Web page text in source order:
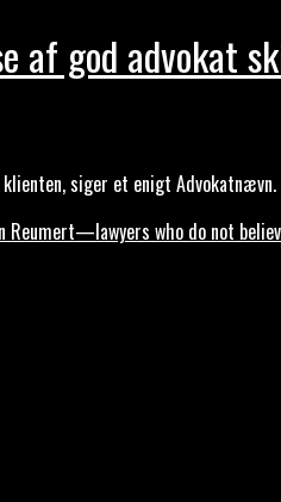
af god advokat
siger et enigt Advokatnævn.
Reumert—lawyers who do not